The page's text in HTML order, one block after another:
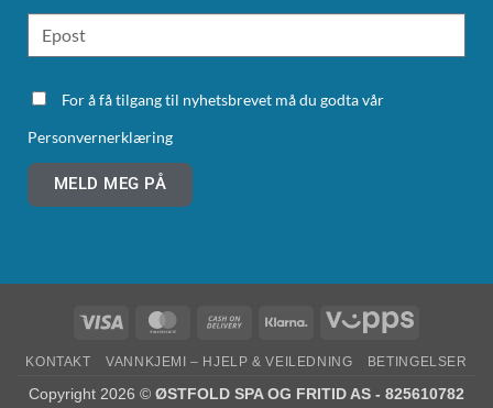
For å få tilgang til nyhetsbrevet må du godta vår
Personvernerklæring
MELD MEG PÅ
KONTAKT VANNKJEMI – HJELP & VEILEDNING BETINGELSER
Copyright 2026 © ØSTFOLD SPA OG FRITID AS - 825610782